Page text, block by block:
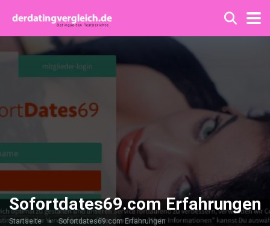
Sofortdates69.com Erfahrungen
Startseite » Sofortdates69.com Erfahrungen